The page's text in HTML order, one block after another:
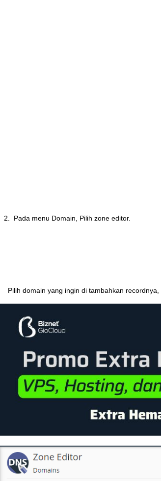
2 Pada menu Domain Pilih zone editor.
Pilih domain yang ingin di tambahkan recordnya,